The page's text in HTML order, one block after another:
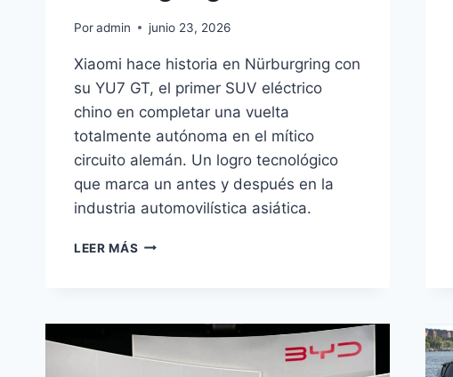
Poradmin junio 23, 2026
Xiaomi hace historia en Nürburgring con
su YU7 GT, el primer SUV eléctrico
chino en completar una vuelta
totalmente autónoma en el mítico
circuito alemán. Un logro tecnológico
que marca un antes y después en la
industria automovilística asiática.
LEER MÁS XIAOMI
AUTÓNOMA
HISTÓRICA